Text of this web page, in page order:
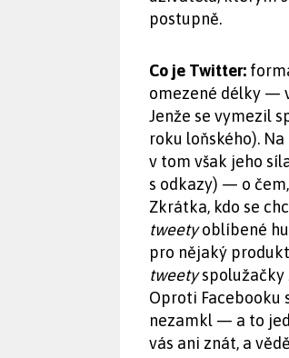
postupně.
Co je Twitter:
omezené délky —
Jenže se vymezil
roku loňského).
v tom však jeho
s odkazy) — o
Zkrátka, kdo se
tweetyoblíbené
pro nějaký
tweetyspolužačky
Oproti Facebooku
nezamkl — a to
vás ani znát, a